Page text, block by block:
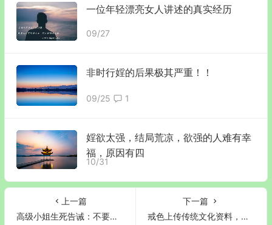
一位年轻漂亮女人讲述的真实经历
09/27
非时行婬的后果极其严重！！
09/25 1
婬欲太强，结局荒凉，欲强的人难有幸
福，原因有四
10/31
上一篇
高级小姐生死告诫：不要指望安全套能防艾滋
下一篇
戒色上传传统文化资料，意外收入万元